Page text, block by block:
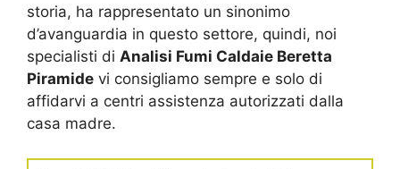
storia, ha rappresentato un sinonimo
d’avanguardia in questo settore, quindi, noi
specialisti di Analisi Fumi Caldaie Beretta
Piramide vi consigliamo sempre e solo di
affidarvi a centri assistenza autorizzati dalla
casa madre.